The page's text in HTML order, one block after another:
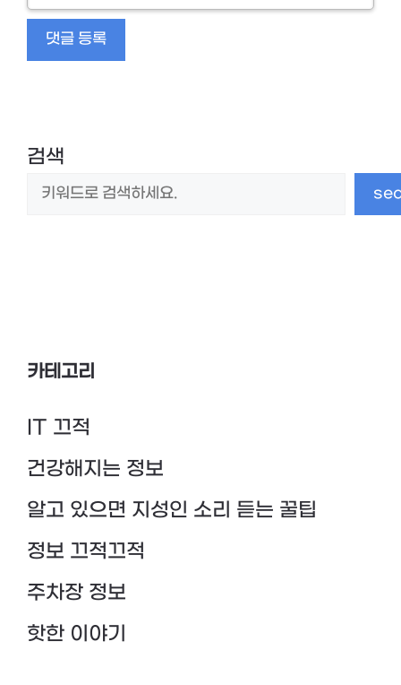
네
검색
카테고리
IT 끄적
건강해지는 정보
알고 있으면 지성인 소리 듣는 꿀팁
정보 끄적끄적
주차장 정보
핫한 이야기